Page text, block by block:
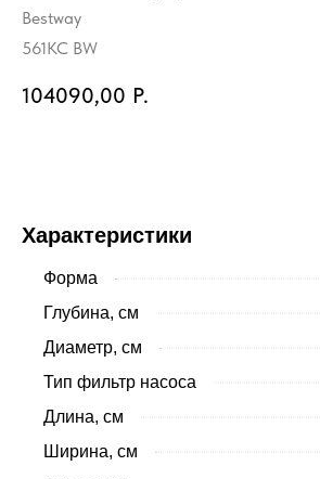
Bestway
561KC BW
104090,00 Р.
Характеристики
Форма
Глубина, см
Диаметр, см
Тип фильтр насоса
Длина, см
Ширина, см